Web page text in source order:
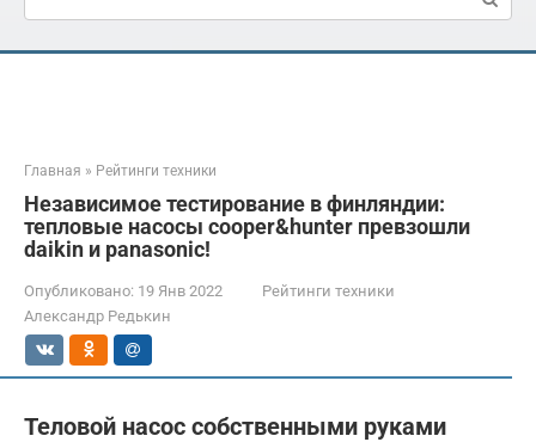
Главная » Рейтинги техники
Независимое тестирование в финляндии:
тепловые насосы cooper&hunter превзошли
daikin и panasonic!
Опубликовано: 19 Янв 2022
Рейтинги техники
Александр Редькин
Теловой насос собственными руками